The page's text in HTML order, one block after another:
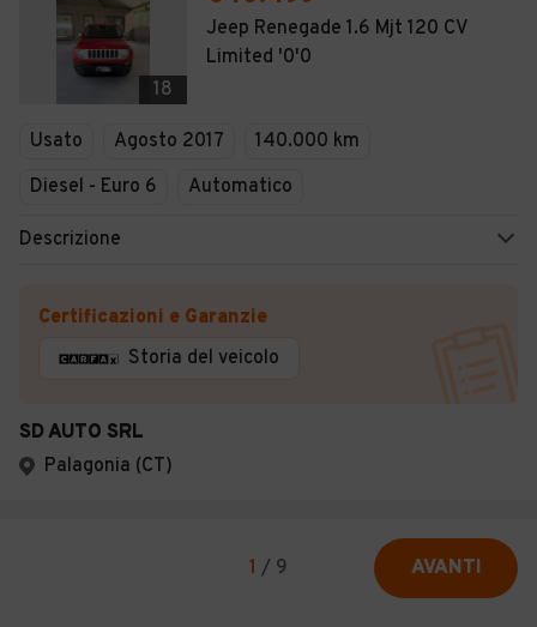
18
Jeep Renegade 1.6 Mjt 120 CV
Limited '0'0
Usato Agosto 2017
140.000 km
Diesel - Euro 6
Automatico
Descrizione
Certificazioni e Garanzie
Storia del veicolo
SD AUTO SRL
Palagonia (CT)
1 / 9 AVANTI